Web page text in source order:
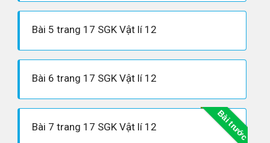
Bài 5 trang 17 SGK Vật lí 12
Bài 6 trang 17 SGK Vật lí 12
Bài trước
Bài 7 trang 17 SGK Vật lí 12